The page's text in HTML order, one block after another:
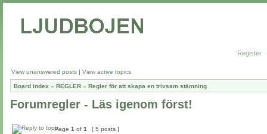
Register
View unanswered posts | View active topics
Board index » REGLER » Regler för att skapa en trivsam stämning
Forumregler - Läs igenom först!
Page 1 of 1 [ 5 posts ]